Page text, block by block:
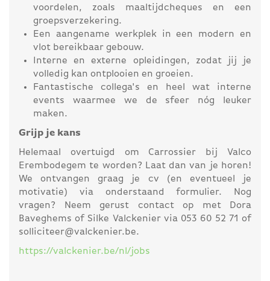
voordelen, zoals maaltijdcheques en een
groepsverzekering.
Een aangename werkplek in een modern en
vlot bereikbaar gebouw.
Interne en externe opleidingen, zodat jij je
volledig kan ontplooien en groeien.
Fantastische collega's en heel wat interne
events waarmee we de sfeer nóg leuker
maken.
Grijp je kans
Helemaal overtuigd om Carrossier bij Valco
Erembodegem te worden? Laat dan van je horen!
We ontvangen graag je cv (en eventueel je
motivatie) via onderstaand formulier. Nog
vragen? Neem gerust contact op met Dora
Baveghems of Silke Valckenier via 053 60 52 71 of
solliciteer@valckenier.be.
https://valckenier.be/nl/jobs